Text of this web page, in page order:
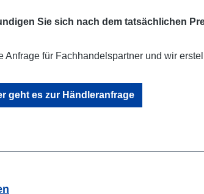
Sie sich nach dem tatsächlichen
für Fachhandelspartner und wir
geht es zur Händleranfrage